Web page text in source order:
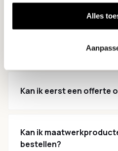
Alles
Wat is de
Krijg ik een btw-factuur?
Kan ik eerst een offerte
Kan ik
bestellen?